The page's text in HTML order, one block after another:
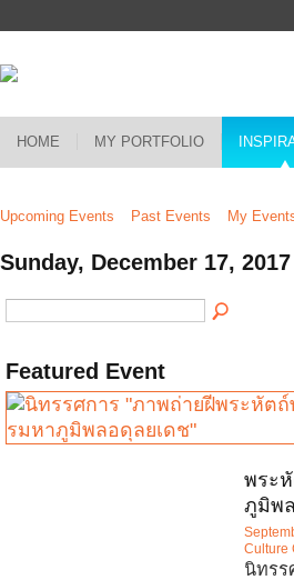
HOME MY PORTFOLIO
Upcoming Events Past Events My
Sunday, December 17, 2017
Featured Event
พระ
ภูมิพ
Culture
นิทรร